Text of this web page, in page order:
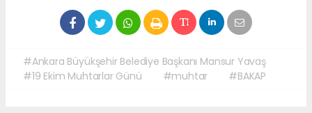
#Ankara Büyükşehir Belediye Başkanı Mansur Yavaş
#19 Ekim Muhtarlar Günü
#muhtar #BAKAP